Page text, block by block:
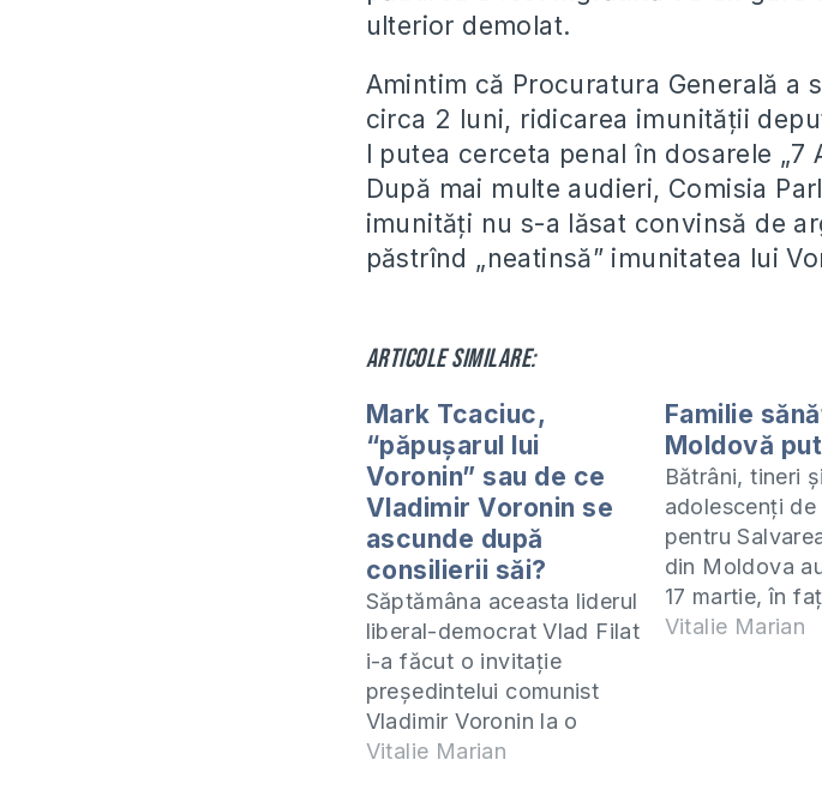
ulterior demolat.
Amintim că Procuratura Generală a
circa 2 luni, ridicarea imunităţii
l putea cerceta penal în dosarele „7
După mai multe audieri, Comisia
imunităţi nu s-a lăsat convinsă de
păstrînd „neatinsă” imunitatea lui
Articole similare:
Mark Tcaciuc,
“păpuşarul lui
Voronin” sau de ce
Vladimir Voronin se
ascunde după
consilierii săi?
Săptămâna aceasta liderul
liberal-democrat Vlad Filat
i-a făcut o invitaţie
preşedintelui comunist
Vladimir Voronin la o
dezbatere publică, în
Vitalie Marian
Familie
Moldovă
Bătrâni, tineri şi
adolescenţi de
pentru
din Moldova
17 martie, în
Parlamentului
Vitalie Marian